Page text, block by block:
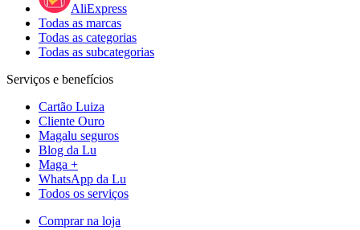
AliExpress
Todas as marcas
Todas as categorias
Todas as subcategorias
Serviços e benefícios
Cartão Luiza
Cliente Ouro
Magalu seguros
Blog da Lu
Maga +
WhatsApp da Lu
Todos os serviços
Comprar na loja